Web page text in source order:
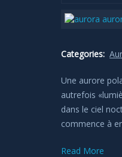
Categories:
Une aurore
autrefois
dans le ciel
commence à
Read More